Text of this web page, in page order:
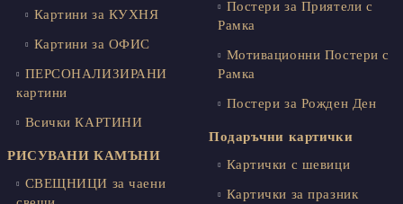
Картини за КУХНЯ
Картини за ОФИС
ПЕРСОНАЛИЗИРАНИ
картини
Всички КАРТИНИ
РИСУВАНИ КАМЪНИ
СВЕЩНИЦИ за чаени
Постери за Приятели с
Рамка
Мотивационни Постери с
Рамка
Постери за Рожден Ден
Подаръчни картички
Картички с шевици
Картички за празник